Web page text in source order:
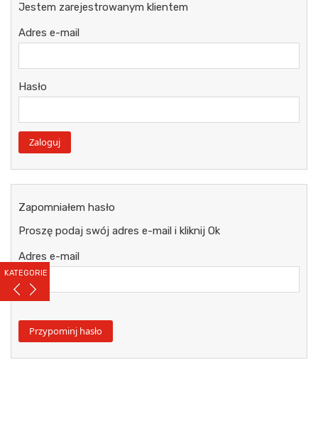
KATEGORIE
Jestem zarejestrowanym klientem
Adres e-mail
Hasło
Zapomniałem hasło
Proszę podaj swój adres e-mail i kliknij Ok
Adres e-mail